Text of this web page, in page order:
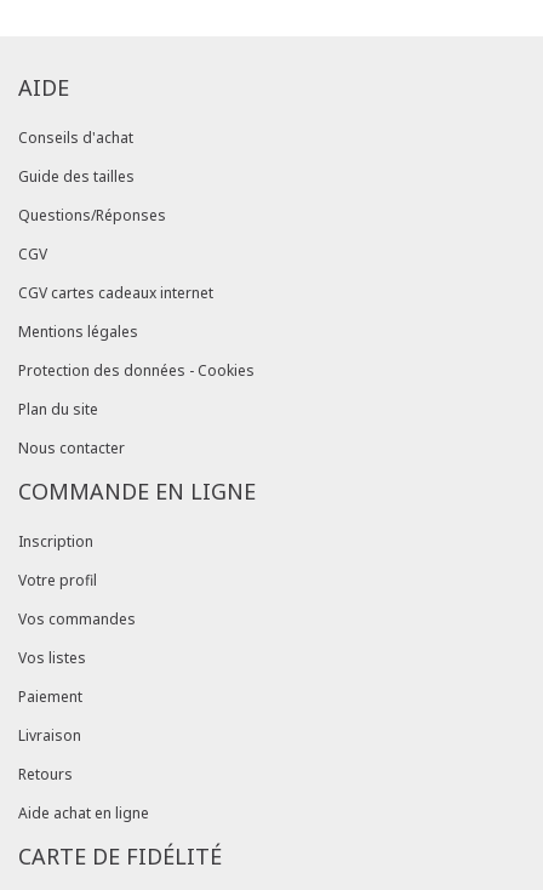
AIDE
Conseils d'achat
Guide des tailles
Questions/Réponses
CGV
CGV cartes cadeaux internet
Mentions légales
Protection des données - Cookies
Plan du site
Nous contacter
COMMANDE EN LIGNE
Inscription
Votre profil
Vos commandes
Vos listes
Paiement
Livraison
Retours
Aide achat en ligne
CARTE DE FIDÉLITÉ